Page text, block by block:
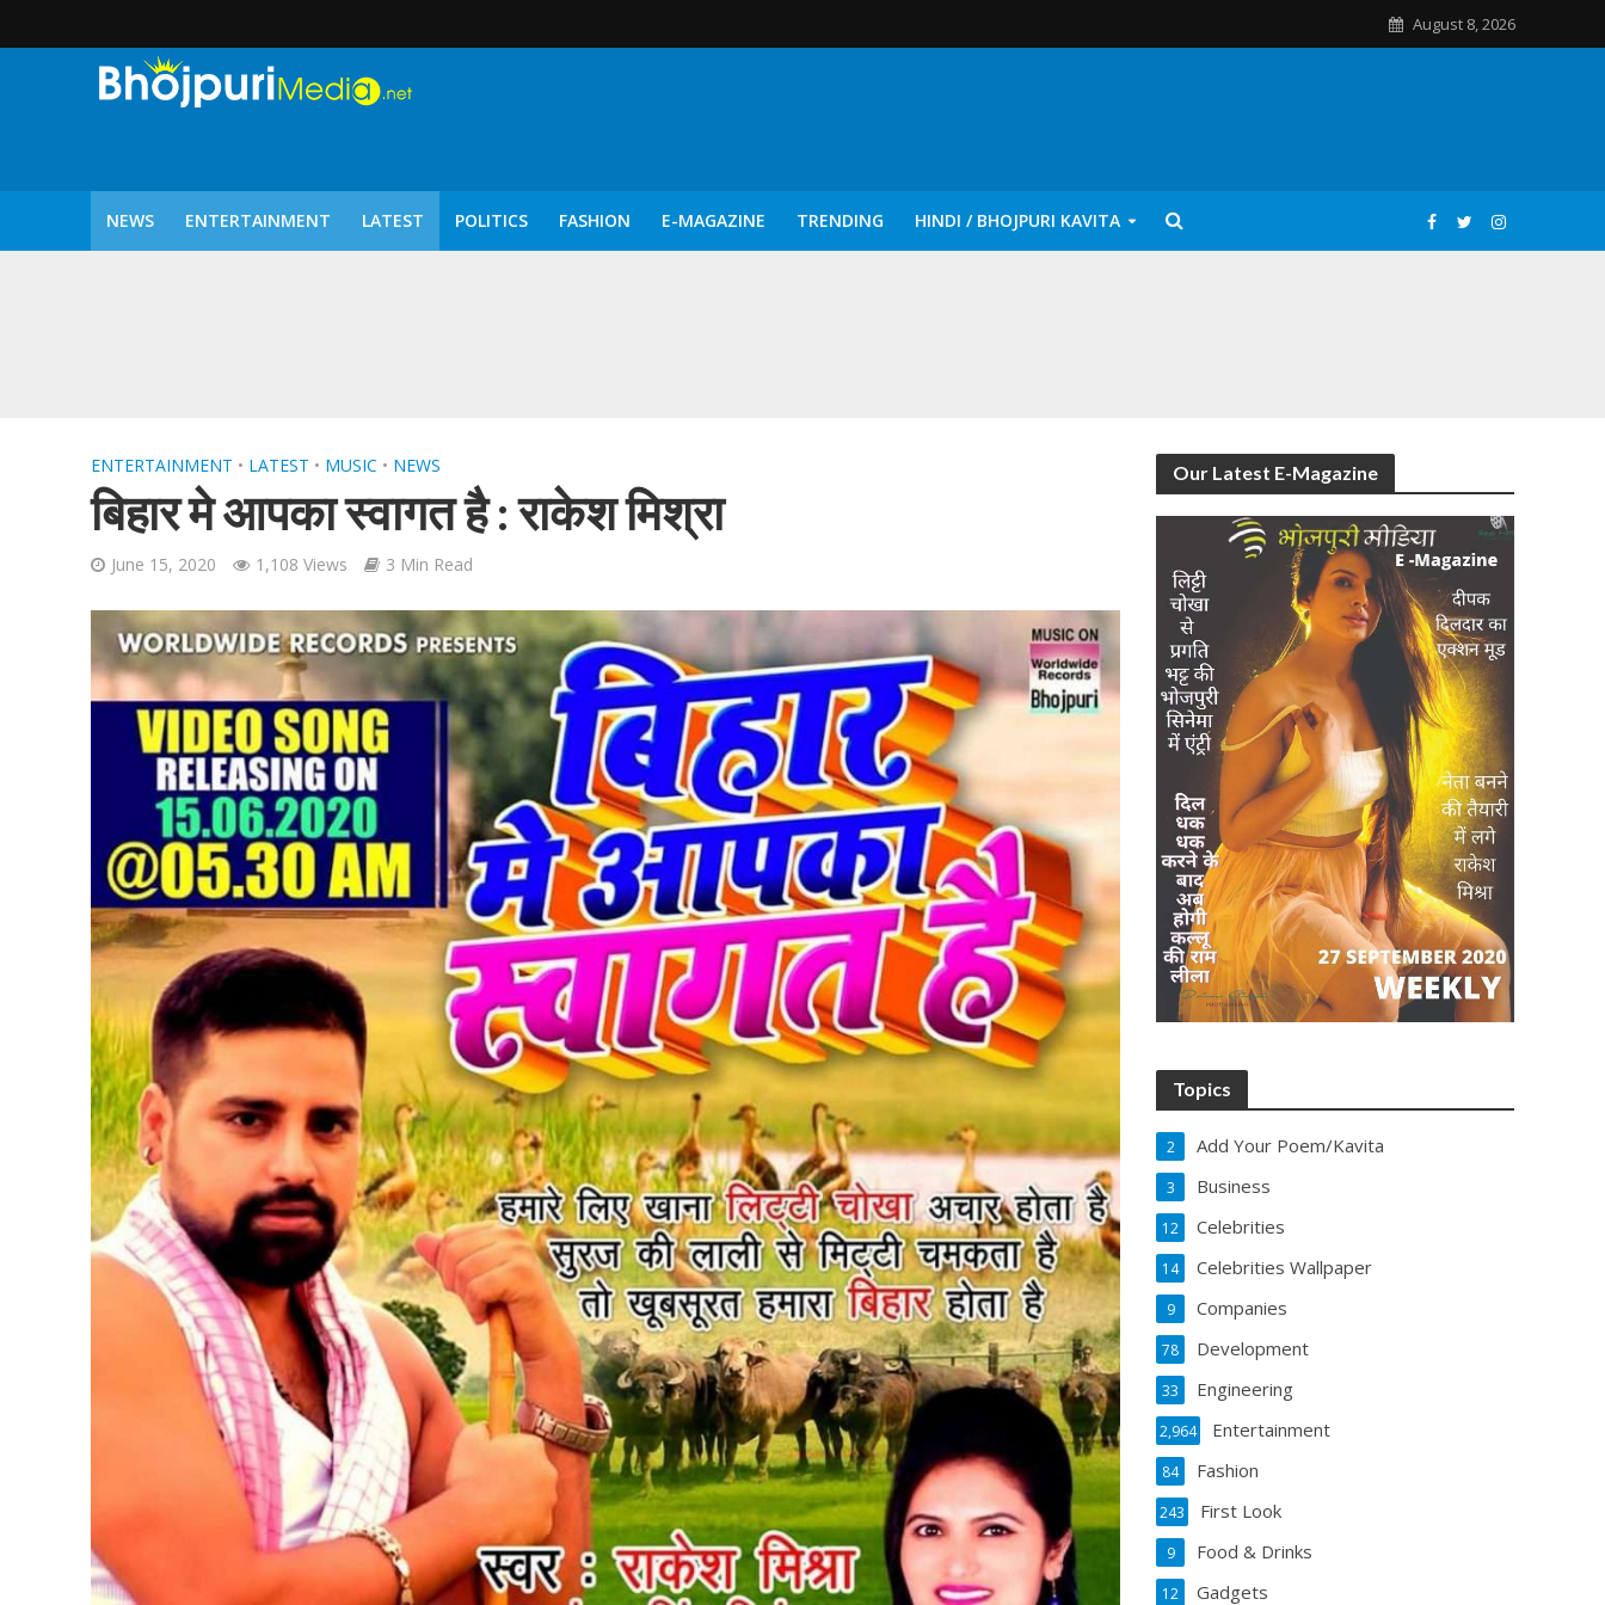
August 8, 2026
NEWS ENTERTAINMENT LATEST POLITICS FASHION E-MAGAZINE TRENDING HINDI / BHOJPURI KAVITA
शिवानी सिंह का नया बोलबम गीत तोहरे के मांगिला जानु हुआ रिलीज, दर्शकों का मिल रहा भरपूर प्यार
वर्ल्डवाइड रिकॉर्ड्स भोजपुरी का नया धमाकेदार गाना जल्द, दुबई की खूबसूरत लोकेशन्स पर हो रही है शूटिंग
पवन सिंह का बॉलीवुड में महाधमाका, ‘सिर्फ आपके’ की शूटिंग लखनऊ और भोपाल में हुई पूरी”
ENTERTAINMENT • LATEST • MUSIC • NEWS
बिहार मे आपका स्वागत है : राकेश मिश्रा
June 15, 2020 1,108 Views 3 Min Read
Our Latest E-Magazine
Topics
Add Your Poem/Kavita
2
Business
3
Celebrities
12
Celebrities Wallpaper
14
Companies
9
Development
78
Engineering
33
Entertainment
2,964
Fashion
84
First Look
243
Food & Drinks
9
Gadgets
12